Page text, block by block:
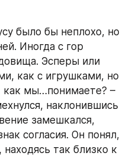
было бы неплохо, но
Иногда с гор
Эсперы или
как с игрушками, но
как мы…понимаете? –
наклонившись
замешкался,
согласия. Он понял,
так близко к